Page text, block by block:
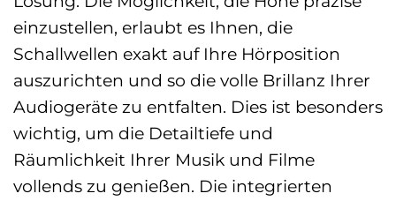
einzustellen, erlaubt es Ihnen, die
Schallwellen exakt auf Ihre Hörposition
auszurichten und so die volle Brillanz Ihrer
Audiogeräte zu entfalten. Dies ist besonders
wichtig, um die Detailtiefe und
Räumlichkeit Ihrer Musik und Filme
vollends zu genießen. Die integrierten